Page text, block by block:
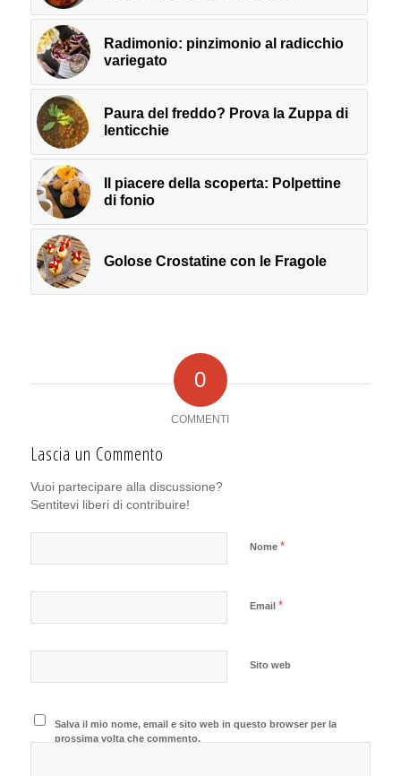
Radimonio: pinzimonio al radicchio
variegato
Paura del freddo? Prova la Zuppa di
lenticchie
Il piacere della scoperta: Polpettine
di fonio
Golose Crostatine con le Fragole
0
COMMENTI
Lascia un Commento
Vuoi partecipare alla discussione?
Sentitevi liberi di contribuire!
Nome *
Email *
Sito web
Salva il mio nome, email e sito web in questo browser per la
prossima volta che commento.